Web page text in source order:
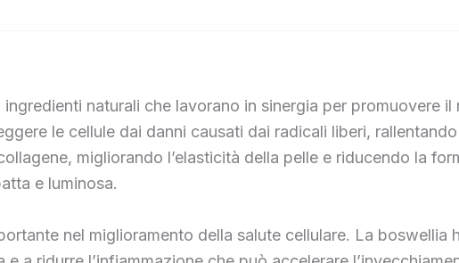
naturali che lavorano in sinergia per promuovere il
le cellule dai danni causati dai radicali liberi,
migliorando l’elasticità della pelle e riducendo la
e luminosa.
nel miglioramento della salute cellulare. La boswellia